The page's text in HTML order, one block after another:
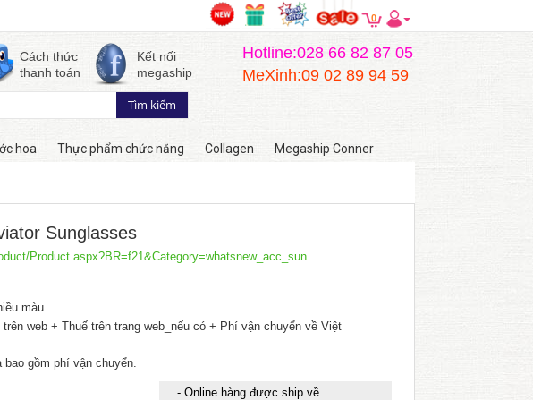
0
Cách thức
thanh toán
Kết nối
megaship
Hotline:028 66 82 87 05
MeXinh:09 02 89 94 59
hoa Thực phẩm chức năng Collagen Megaship Conner
Sunglasses
Product.aspx?BR=f21&Category=whatsnew_acc_sun...
màu.
web + Thuế trên trang web_nếu có + Phí vận chuyển về Việt
gồm phí vận chuyển.
- Online hàng được ship về